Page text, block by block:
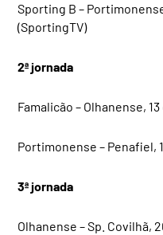
Sporting B –
(SportingTV)
2ª jornada
Famalicão – Olhanense,
Portimonense – Penafiel,
3ª jornada
Olhanense – Sp. Covilhã,